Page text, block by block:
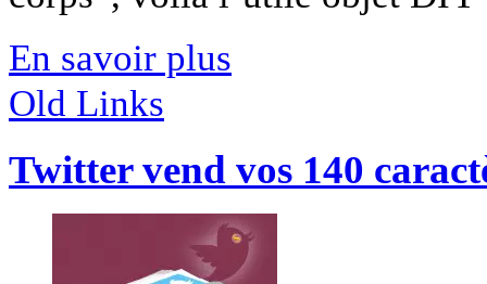
En savoir plus
Old Links
Twitter vend vos 140